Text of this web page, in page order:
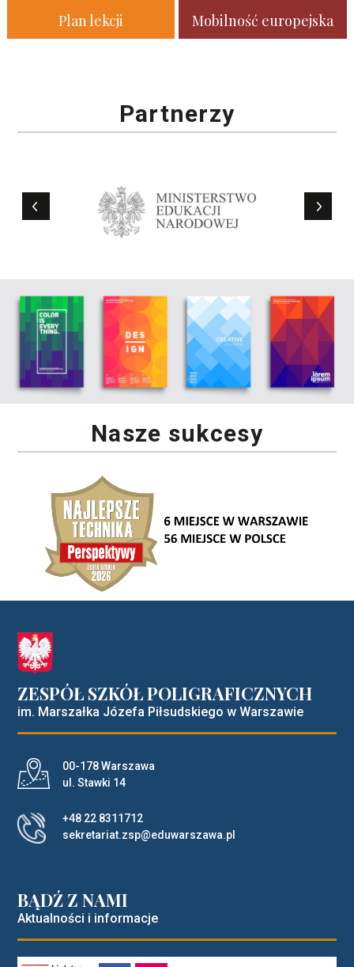
Plan lekcji Mobilność europejska
Partnerzy
Nasze sukcesy
ZESPÓŁ SZKÓŁ POLIGRAFICZNYCH
im. Marszałka Józefa Piłsudskiego w Warszawie
Adres pocztowy:
00-178 Warszawa
ul. Stawki 14
+48 22 8311712
sekretariat.zsp@eduwarszawa.pl
BĄDŹ Z NAMI
Aktualności i informacje